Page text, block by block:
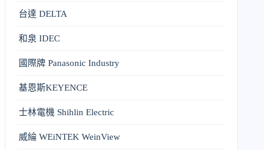
台達 DELTA
和泉 IDEC
國際牌 Panasonic Industry
基恩斯KEYENCE
士林電機 Shihlin Electric
威綸 WEiNTEK WeinView